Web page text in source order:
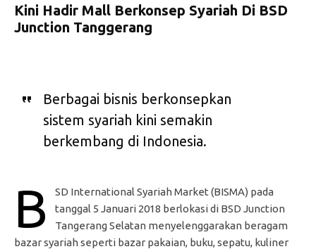
Kini Hadir Mall Berkonsep Syariah Di BSD
Junction Tanggerang
Berbagai bisnis berkonsepkan
sistem syariah kini semakin
berkembang di Indonesia.
B
SD International Syariah Market (BISMA) pada
tanggal 5 Januari 2018 berlokasi di BSD Junction
Tangerang Selatan menyelenggarakan beragam
bazar syariah seperti bazar pakaian, buku, sepatu, kuliner